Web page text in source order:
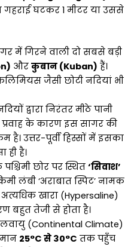
घटकर 1 मीटर या उससे
में गिरने वाली दो सबसे बड़ी
और कुबान (Kuban) हैं।
जैसी छोटी नदियां भी
द्वारा निरंतर मीठे पानी
के कारण इस सागर की
है। उत्तर-पूर्वी हिस्सों में इसका
ही है।
छोर पर स्थित ‘सिवाश’
लंबी ‘अराबात स्पिट’ नामक
खारा (Hypersaline)
बहुत तेजी से होता है।
(Continental Climate)
25°C से 30°C तक पहुँच